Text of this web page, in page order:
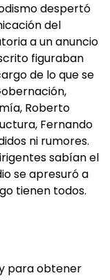
despertó
del
a un anuncio
figuraban
de lo que se
Roberto
Fernando
ni rumores.
sabían el
se apresuró a
tienen todos.
para obtener